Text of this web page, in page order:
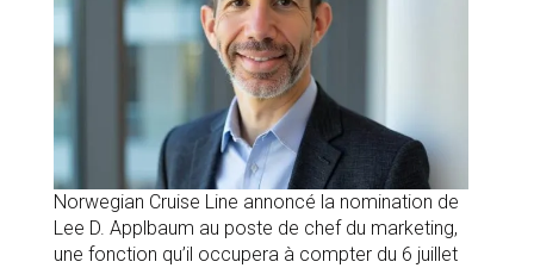
Norwegian Cruise Line annoncé la nomination de
Lee D. Applbaum au poste de chef du marketing,
une fonction qu’il occupera à compter du 6 juillet